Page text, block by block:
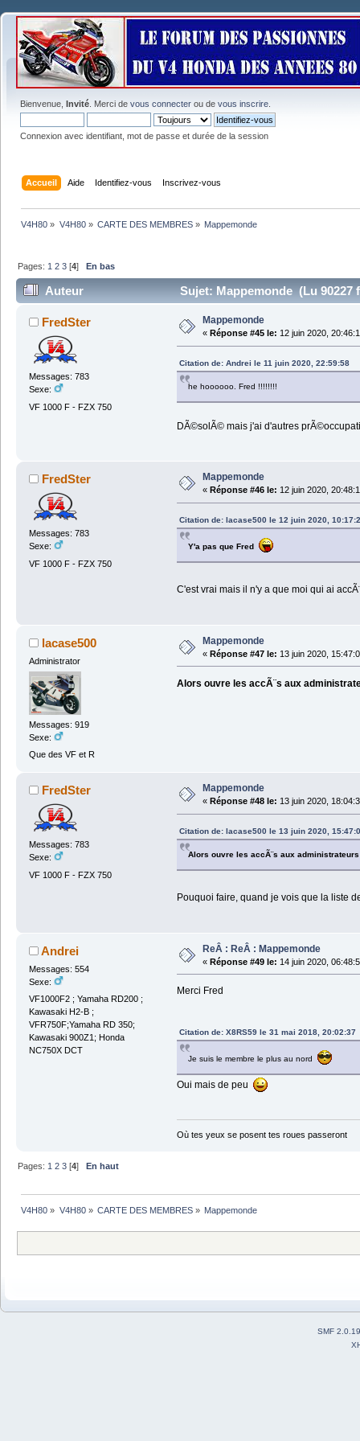
Bienvenue, Invité . Merci de vous connecter ou de vous inscrire
Connexion avec identifiant, mot de passe et durée de la session
Accueil Aide Identifiez-vous Inscrivez-vous
V4H80 » V4H80» CARTE DES MEMBRES» Mappemonde
Pages: 1 2 3 [4]En bas
Auteur Sujet: Mappemonde (Lu 90227
FredSter
Messages: 783
Sexe:
VF 1000 F - FZX 750
Mappemonde
« Réponse #45 le: 12 juin 2020,
Citation de: Andrei le 11 juin 2020, 22:59:58
he hoooooo. Fred !!!!!!!!
DÃ©solÃ© mais j'ai d'autres
FredSter
Messages: 783
Sexe:
VF 1000 F - FZX 750
Mappemonde
« Réponse #46 le: 12 juin 2020,
Citation de: lacase500 le 12 juin 2020,
Y'a pas que Fred
C'est vrai mais il n'y a que moi qui ai
lacase500
Administrator
Messages: 919
Sexe:
Que des VF et R
Mappemonde
« Réponse #47 le: 13 juin 2020,
Alors ouvre les accÃ¨s aux
FredSter
Messages: 783
Sexe:
VF 1000 F - FZX 750
Mappemonde
« Réponse #48 le: 13 juin 2020,
Citation de: lacase500 le 13 juin 2020,
Alors ouvre les accÃ¨s aux administrateurs
Pouquoi faire, quand je vois que la liste
Andrei
Messages: 554
Sexe:
VF1000F2 ; Yamaha RD200 ;
Kawasaki H2-B ;
VFR750F;Yamaha RD 350;
Kawasaki 900Z1; Honda
NC750X DCT
ReÂ : ReÂ : Mappemonde
« Réponse #49 le: 14 juin 2020,
Merci Fred
Citation de: X8RS59 le 31 mai 2018, 20:02:37
Je suis le membre le plus au nord
Oui mais de peu
Où tes yeux se posent tes roues passeront
Pages: 1 2 3 [4]En haut
V4H80 » V4H80» CARTE DES MEMBRES» Mappemonde
SMF 2.0.19